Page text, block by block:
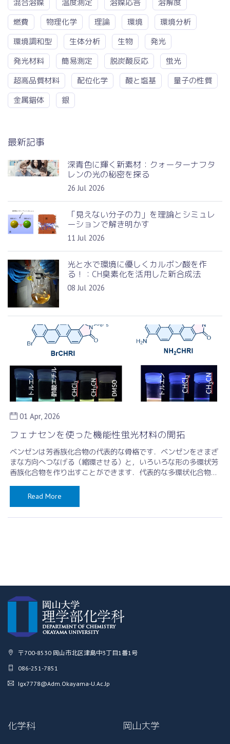
01 Apr, 2026
フェナセンを使った機能性蛍光材料の開拓
ベンゼンは芳香族化合物の代表的な骨格です．ベンゼンをさまざ
まな方向へつなげる（縮環させる）と，いろいろな形の多環状芳
香族化合物を作り出すことができます．代表的な多環状化合物の
Read More
混合溶媒
温度測定 溶媒応答
溶解度
燃費
物理化学 理論 環境
環境分析
環境調和型
生体分析 生物
発光
発光材料
簡易測定 脱炭酸反応
蛍光
超高品質材料
配位化学 酸と塩基
量子の性質
金属錯体
銀
最新記事
深青色に輝く新素材：クォーターナフタ
レンの光の秘密を探る
26 Jul 2026
「見えない分子の力」を理論とシミュレ
ーションで解き明かす
11 Jul 2026
光と水で環境に優しくカルボン酸を作
る！：CH臭素化を活用した新合成法
08 Jul 2026
〒700-8530 岡山市北区津島中3丁目1番1号
086-251-7851
Igx7778@adm.okayama-U.ac.jp
化学科 岡山大学